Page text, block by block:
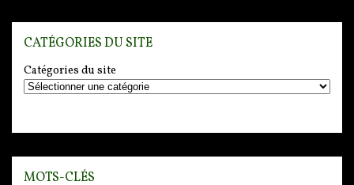
CATÉGORIES DU SITE
Catégories du site
MOTS-CLÉS